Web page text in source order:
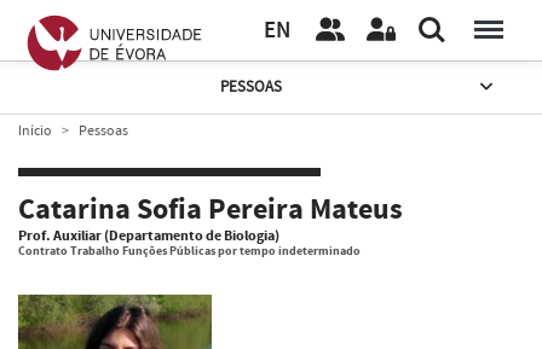
EN
PESSOAS
Início Pessoas
Catarina Sofia Pereira Mateus
Prof. Auxiliar (Departamento de Biologia)
Contrato Trabalho Funções Públicas por tempo indeterminado